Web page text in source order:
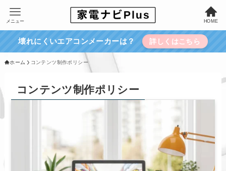
HOME
メニュー
壊れにくいエアコンメーカーは？ 詳しくはこちら
ホーム コンテンツ制作ポリシー
コンテンツ制作ポリシー